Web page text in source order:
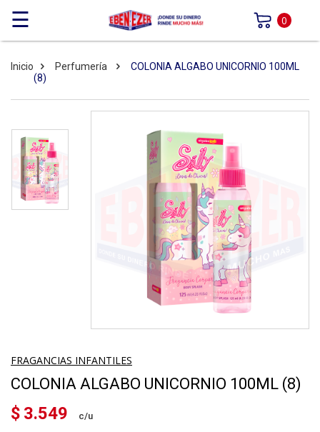
☰ 0
Inicio Perfumería
COLONIA ALGABO UNICORNIO 100ML
(8)
FRAGANCIAS INFANTILES
COLONIA ALGABO UNICORNIO 100ML (8)
$ 3.549